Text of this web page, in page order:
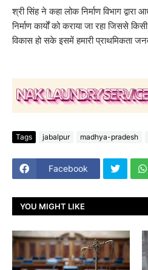
श्री सिंह ने कहा लोक निर्माण विभाग
निर्माण कार्यों को कराया जा रहा जिससे
विकास हो सके इसमें हमारी प्राथमिकता
Tags jabalpur madhya-pradesh
Facebook
YOU MIGHT LIKE